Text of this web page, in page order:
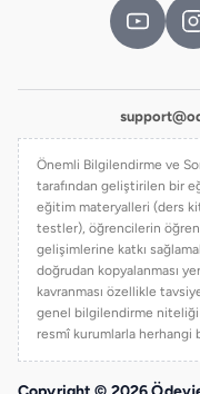
Önemli Bilgilendirme ve
tarafından geliştirilen bir
eğitim materyalleri (ders
testler), öğrencilerin
gelişimlerine katkı
doğrudan kopyalanması
kavranması özellikle
genel bilgilendirme niteliği
resmî kurumlarla herhangi